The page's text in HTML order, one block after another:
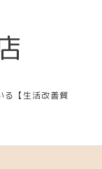
る【生活改善質